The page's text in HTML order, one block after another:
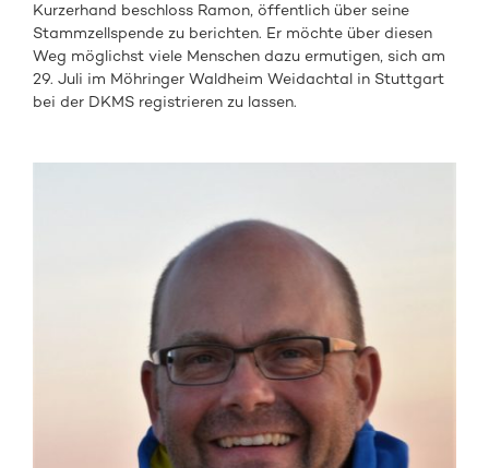
Kurzerhand beschloss Ramon, öffentlich über seine
Stammzellspende zu berichten. Er möchte über diesen
Weg möglichst viele Menschen dazu ermutigen, sich am
29. Juli im Möhringer Waldheim Weidachtal in Stuttgart
bei der DKMS registrieren zu lassen.